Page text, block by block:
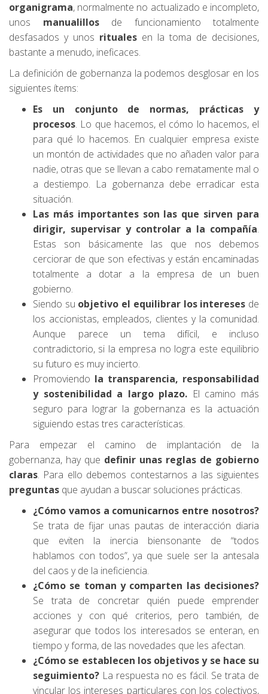
organigrama, normalmente no actualizado e incompleto,
unos manualillosde funcionamiento totalmente
desfasados y unos rituales en la toma de decisiones,
bastante a menudo, ineficaces.
La definición de gobernanza la podemos desglosar en los
siguientes ítems:
Es un conjunto de normas, prácticas y
procesos. Lo que hacemos, el cómo lo hacemos, el
para qué lo hacemos. En cualquier empresa existe
un montón de actividades que no añaden valor para
nadie, otras que se llevan a cabo rematamente mal o
a destiempo. La gobernanza debe erradicar esta
situación.
Las más importantes son las que sirven para
dirigir, supervisar y controlar a la compañía.
Estas son básicamente las que nos debemos
cerciorar de que son efectivas y están encaminadas
totalmente a dotar a la empresa de un buen
gobierno.
Siendo su objetivo el equilibrar los intereses de
los accionistas, empleados, clientes y la comunidad.
Aunque parece un tema difícil, e incluso
contradictorio, si la empresa no logra este equilibrio
su futuro es muy incierto.
Promoviendo la transparencia, responsabilidad
y sostenibilidad a largo plazo. El camino más
seguro para lograr la gobernanza es la actuación
siguiendo estas tres características.
Para empezar el camino de implantación de la
gobernanza, hay que definir unas reglas de gobierno
claras. Para ello debemos contestarnos a las siguientes
preguntas que ayudan a buscar soluciones prácticas.
¿Cómo vamos a comunicarnos entre nosotros?
Se trata de fijar unas pautas de interacción diaria
que eviten la inercia biensonante de “todos
hablamos con todos”, ya que suele ser la antesala
del caos y de la ineficiencia.
¿Cómo se toman y comparten las decisiones?
Se trata de concretar quién puede emprender
acciones y con qué criterios, pero también, de
asegurar que todos los interesados se enteran, en
tiempo y forma, de las novedades que les afectan.
¿Cómo se establecen los objetivos y se hace su
seguimiento? La respuesta no es fácil. Se trata de
vincular los intereses particulares con los colectivos,